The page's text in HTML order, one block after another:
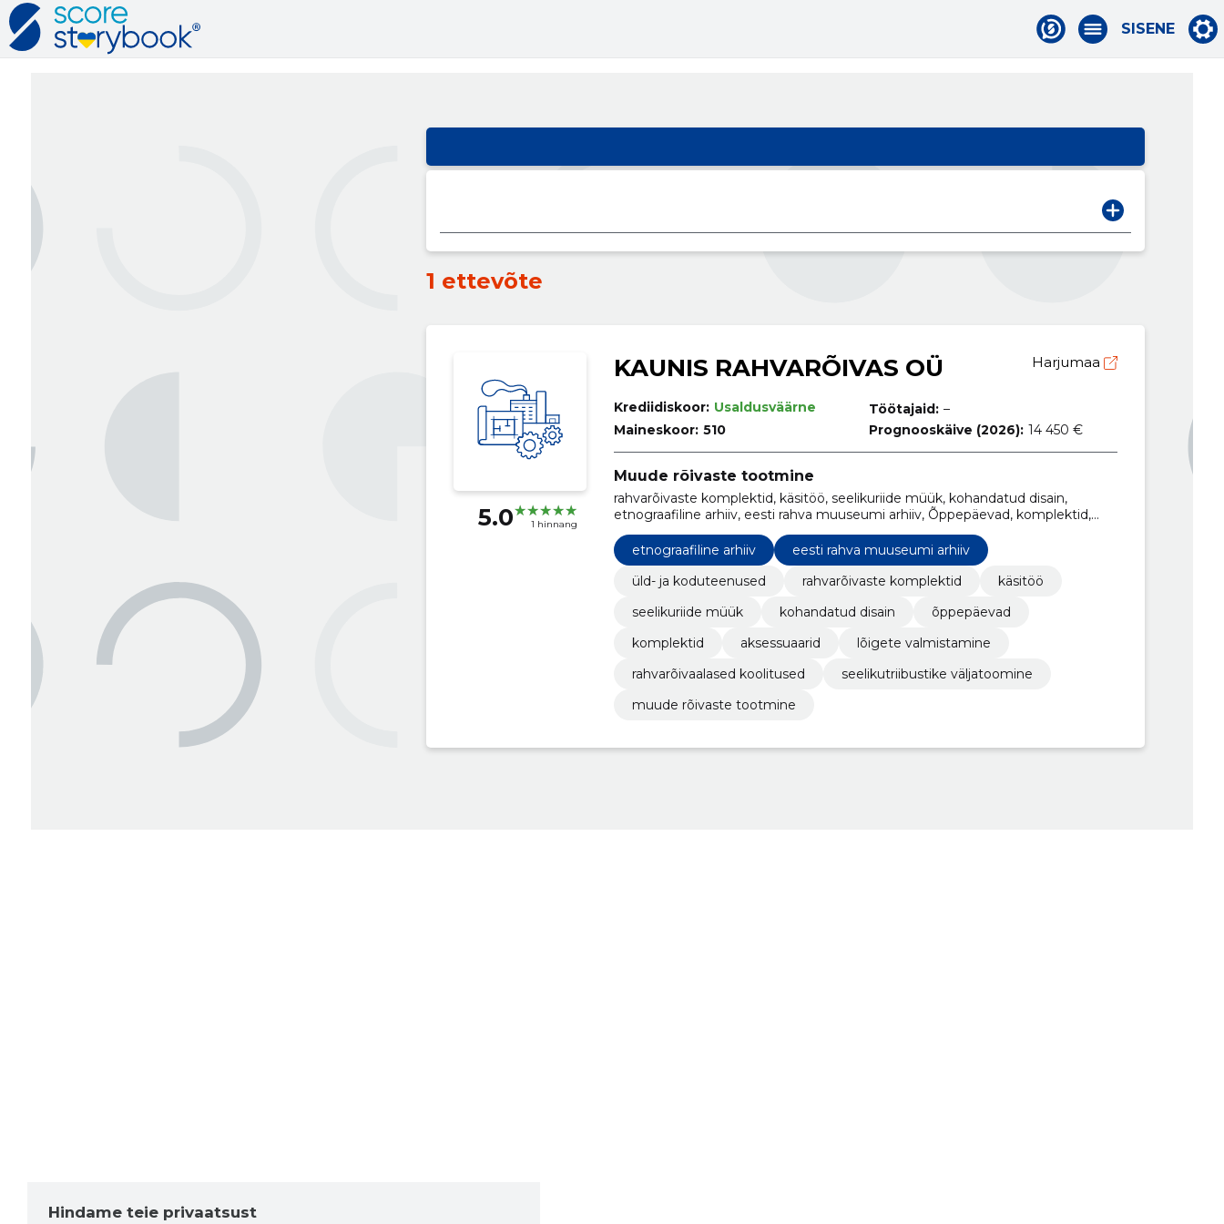
SISENE
1 ettevõte
5.0 1 hinnang
KAUNIS RAHVARÕIVAS OÜ Harjumaa
Krediidiskoor: Usaldusväärne
Maineskoor: 510
Töötajaid: –
Prognooskäive (2026): 14 450 €
Muude rõivaste tootmine
rahvarõivaste komplektid, käsitöö, seelikuriide müük, kohandatud disain,
etnograafiline arhiiv, eesti rahva muuseumi arhiiv, Õppepäevad, komplektid,
aksessuaarid, lõigete valmistamine
etnograafiline arhiiv
eesti rahva muuseumi arhiiv
üld- ja koduteenused
rahvarõivaste komplektid
käsitöö
seelikuriide müük
kohandatud disain
õppepäevad
komplektid
aksessuaarid
lõigete valmistamine
rahvarõivaalased koolitused
seelikutriibustike väljatoomine
muude rõivaste tootmine
Hindame teie privaatsust